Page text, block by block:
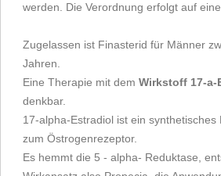
werden. Die Verordnung erfolgt auf
Zugelassen ist Finasterid für Männer
Jahren.
Eine Therapie mit dem Wirkstoff 17-a-
denkbar.
17-alpha-Estradiol ist ein synthetisches
zum Östrogenrezeptor.
Es hemmt die 5 - alpha- Reduktase,